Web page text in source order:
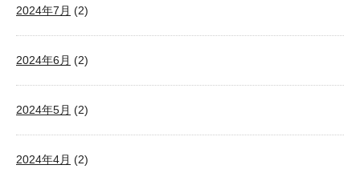
2024年7月 (2)
2024年6月 (2)
2024年5月 (2)
2024年4月 (2)